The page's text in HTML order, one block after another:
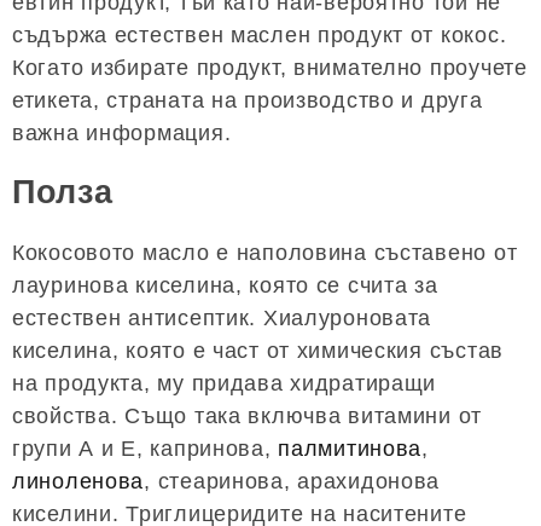
съдържа естествен маслен продукт от кокос.
Когато избирате продукт, внимателно проучете
етикета, страната на производство и друга
важна информация.
Полза
Кокосовото масло е наполовина съставено от
лауринова киселина, която се счита за
естествен антисептик. Хиалуроновата
киселина, която е част от химическия състав
на продукта, му придава хидратиращи
свойства. Също така включва витамини от
групи А и Е, капринова, палмитинова,
линоленова, стеаринова, арахидонова
киселини. Триглицеридите на наситените